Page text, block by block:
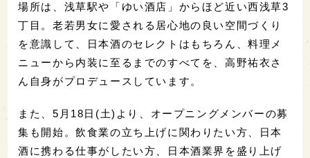
場所は、浅草駅や「ゆい酒店」からほど近い西浅草3
丁目。老若男女に愛される居心地の良い空間づくり
を意識して、日本酒のセレクトはもちろん、料理メ
ニューから内装に至るまでのすべてを、高野祐衣さ
ん自身がプロデュースしています。
また、5月18日(土)より、オープニングメンバーの募
集も開始。飲食業の立ち上げに関わりたい方、日本
酒に携わる仕事がしたい方、日本酒業界を盛り上げ